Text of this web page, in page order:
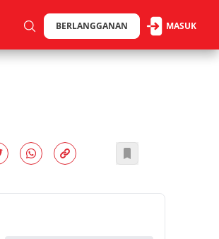
BERLANGGANAN MASUK